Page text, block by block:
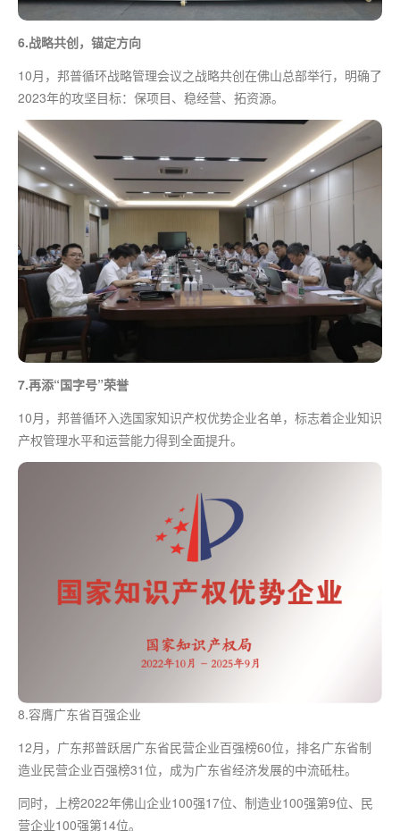
6.战略共创，锚定方向
10月，邦普循环战略管理会议之战略共创在佛山总部举行，明确了
2023年的攻坚目标：保项目、稳经营、拓资源。
7.再添“国字号”荣誉
10月，邦普循环入选国家知识产权优势企业名单，标志着企业知识
产权管理水平和运营能力得到全面提升。
8.容膺广东省百强企业
12月，广东邦普跃居广东省民营企业百强榜60位，排名广东省制
造业民营企业百强榜31位，成为广东省经济发展的中流砥柱。
同时，上榜2022年佛山企业100强17位、制造业100强第9位、民
营企业100强第14位。